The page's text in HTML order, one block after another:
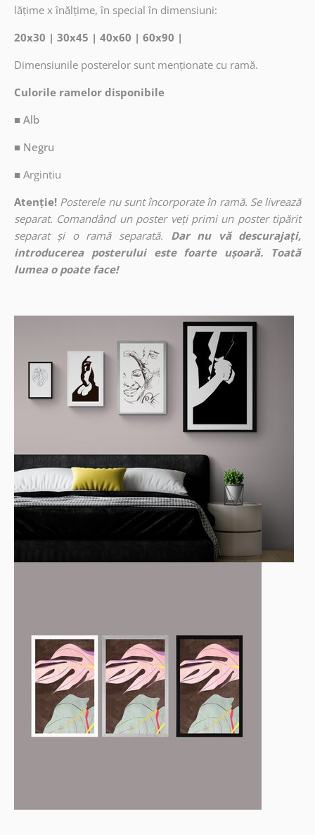
lățime x înălțime, în special în dimensiuni:
20x30 | 30x45 | 40x60 | 60x90 |
Dimensiunile posterelor sunt menționate cu ramă.
Culorile ramelor disponibile
■ Alb
■ Negru
■ Argintiu
Atenție! Posterele nu sunt încorporate în ramă. Se livrează
separat. Comandând un poster veți primi un poster tipărit
separat și o ramă separată.
Dar nu vă descurajați,
introducerea posterului este foarte ușoară. Toată
lumea o poate face!